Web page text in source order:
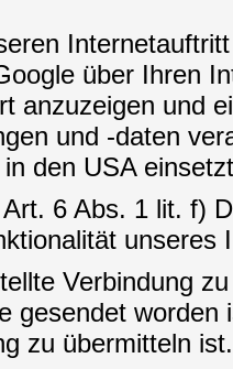
über Ihren
anzuzeigen und
und -daten
den USA
6 Abs. 1 lit. f)
unseres
Verbindung
gesendet
zu übermitteln ist.